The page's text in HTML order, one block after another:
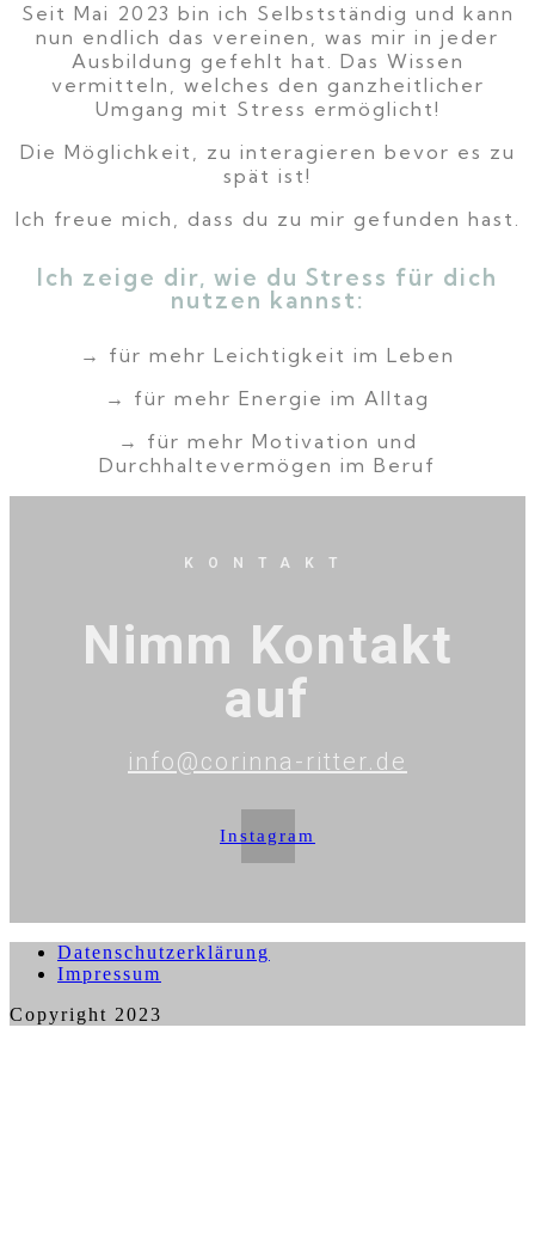
Seit Mai 2023 bin ich Selbstständig und kann
nun endlich das vereinen, was mir in jeder
Ausbildung gefehlt hat. Das Wissen
vermitteln, welches den ganzheitlicher
Umgang mit Stress ermöglicht!
Die Möglichkeit, zu interagieren bevor es zu
spät ist!
Ich freue mich, dass du zu mir gefunden hast.
Ich zeige dir, wie du Stress für dich
nutzen kannst:
→ für mehr Leichtigkeit im Leben
→ für mehr Energie im Alltag
→ für mehr Motivation und
Durchhaltevermögen im Beruf
KONTAKT
Nimm Kontakt
auf
info@corinna-ritter.de
Instagram
Datenschutzerklärung
Impressum
Copyright 2023